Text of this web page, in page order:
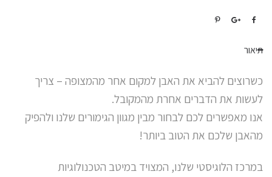
תיאור
כשרוצים להביא את האבן למקום אחר מהמצופה – צריך
לעשות את הדברים אחרת מהמקובל.
אנו מאפשרים לכם לבחור מבין מגוון הגימורים שלנו ולהפיק
מהאבן שלכם את הטוב ביותר!
במרכז הלוגיסטי שלנו, המצויד במיטב הטכנולוגיות